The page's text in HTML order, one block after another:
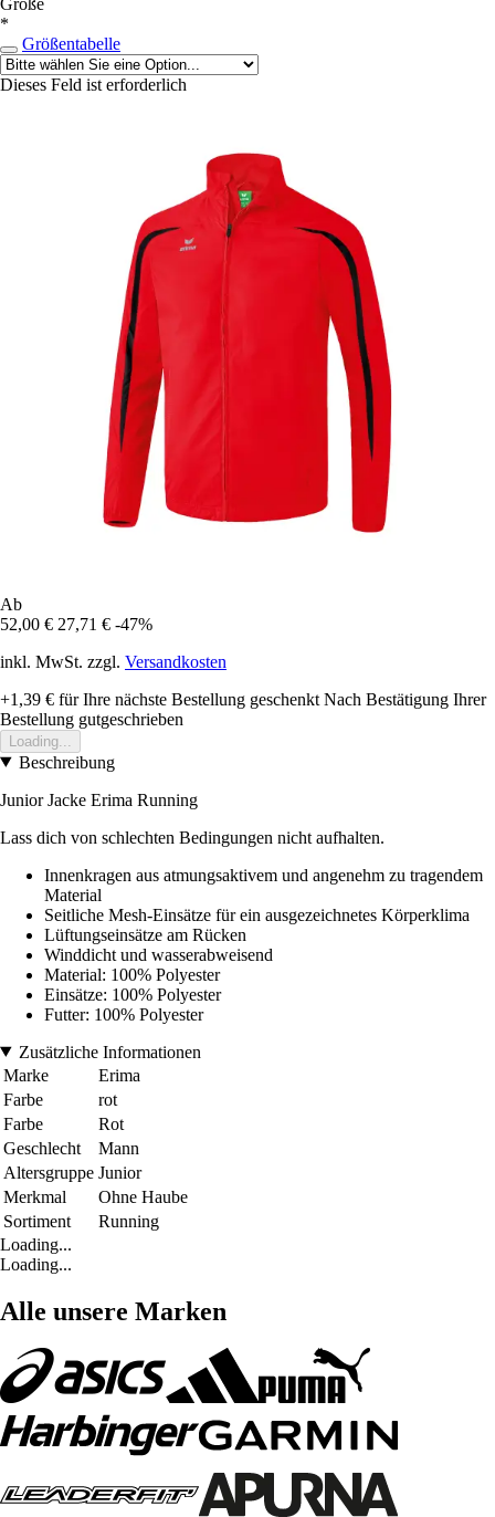
*
Größentabelle
Dieses Feld ist erforderlich
Ab
52,00 € 27,71 € -47%
inkl. MwSt. zzgl. Versandkosten
+1,39 € für Ihre nächste Bestellung geschenkt Nach Bestätigung Ihrer
Bestellung gutgeschrieben
Loading...
Beschreibung
Junior Jacke Erima Running
Lass dich von schlechten Bedingungen nicht aufhalten.
Innenkragen aus atmungsaktivem und angenehm zu tragendem
Material
Seitliche Mesh-Einsätze für ein ausgezeichnetes Körperklima
Lüftungseinsätze am Rücken
Winddicht und wasserabweisend
Material: 100% Polyester
Einsätze: 100% Polyester
Futter: 100% Polyester
Zusätzliche Informationen
Marke
Erima
Farbe
rot
Farbe
Rot
Geschlecht
Mann
Altersgruppe Junior
Merkmal
Ohne Haube
Sortiment
Running
Loading...
Loading...
Alle unsere Marken